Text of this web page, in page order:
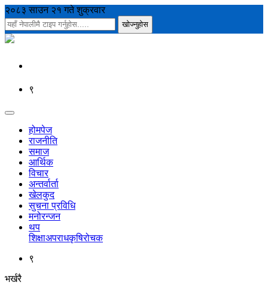
२०८३ साउन २१ गते शुक्रवार
९
होमपेज
राजनीति
समाज
आर्थिक
विचार
अन्तर्वार्ता
खेलकुद
सुचना प्रविधि
मनोरन्जन
थप
शिक्षाअपराधकृषिरोचक
९
भर्खरै